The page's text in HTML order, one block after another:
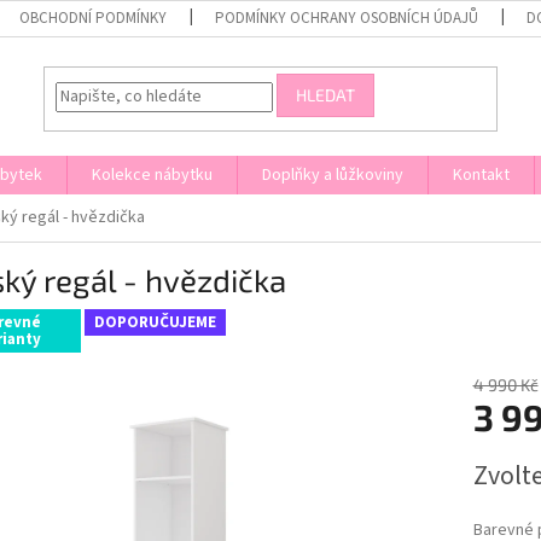
OBCHODNÍ PODMÍNKY PODMÍNKY OCHRANY OSOBNÍCH ÚDAJŮ
HLEDAT
Kolekce nábytku Doplňky a lůžkoviny Kontakt
regál - hvězdička
regál - hvězdička
DOPORUČUJEME
4 990 Kč
3
cena:
Barevné